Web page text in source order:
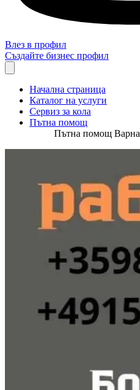
Влез в профил
Създайте бизнес профил
Начална страница
Каталог на услуги
Сервиз за кола
Пътна помощ
Пътна помощ Варна